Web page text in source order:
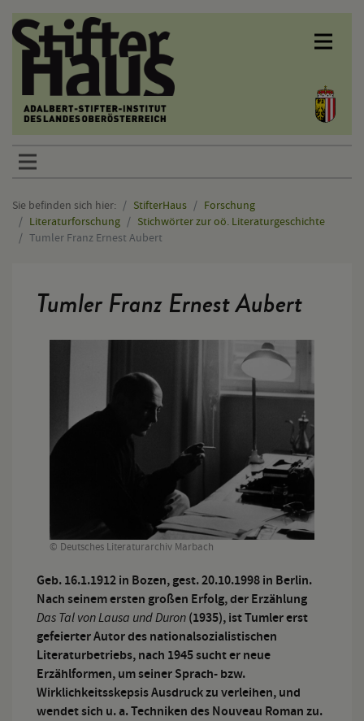
Sprunglinks
Sie befinden sich hier: StifterHaus
Forschung
Literaturforschung
Stichwörter zur oö. Literaturgeschichte
Tumler Franz Ernest Aubert
Tumler Franz Ernest Aubert
© Deutsches Literaturarchiv Marbach
Geb. 16.1.1912 in Bozen, gest. 20.10.1998 in Berlin.
Nach seinem ersten großen Erfolg, der Erzählung
Das Tal von Lausa und Duron(1935), ist Tumler erst
gefeierter Autor des nationalsozialistischen
Literaturbetriebs, nach 1945 sucht er neue
Erzählformen, um seiner Sprach- bzw.
Wirklichkeitsskepsis Ausdruck zu verleihen, und
wendet sich u. a. Techniken des Nouveau Roman zu.